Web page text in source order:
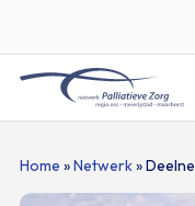
Naar
hoofdinhoud
Home
Home »Netwerk»